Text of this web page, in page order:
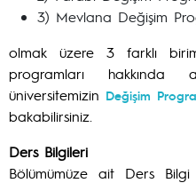
3) Mevlana Değişim
olmak üzere 3 farklı
programları hakkında
üniversitemizin Değişim
bakabilirsiniz.
Ders Bilgileri
Bölümümüze ait Ders